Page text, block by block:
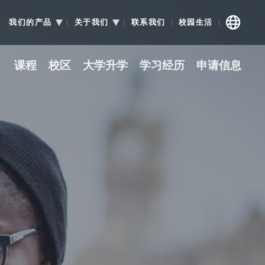
课程 校区 大学升学 学习经历 申请信息
我们的产品 关于我们 联系我们 校园生活